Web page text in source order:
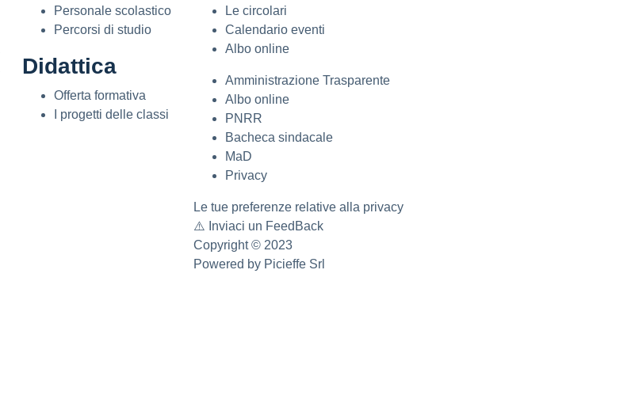
Personale scolastico
Percorsi di studio
Didattica
Offerta formativa
I progetti delle classi
Le circolari
Calendario eventi
Albo online
Amministrazione Trasparente
Albo online
PNRR
Bacheca sindacale
MaD
Privacy
Le tue preferenze relative alla privacy
⚠️ Inviaci un FeedBack
Copyright © 2023
Powered by Picieffe Srl